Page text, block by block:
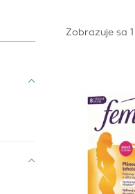
Zobrazuje sa